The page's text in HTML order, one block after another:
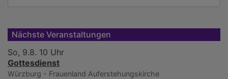
Nächste Veranstaltungen
So, 9.8. 10 Uhr
Gottesdienst
Würzburg - Frauenland Auferstehungskirche